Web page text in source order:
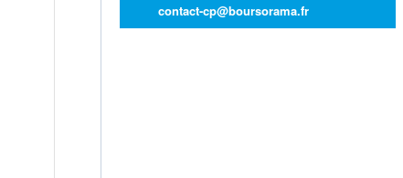
contact-cp@boursorama.fr